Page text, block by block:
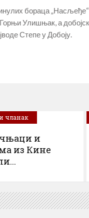
бораца
Улишњак, а
Степе у Добоју.
чланак
и
из Кине